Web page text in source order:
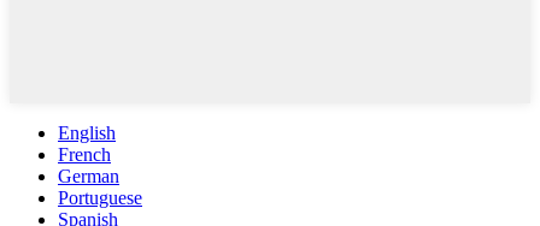
English
French
German
Portuguese
Spanish